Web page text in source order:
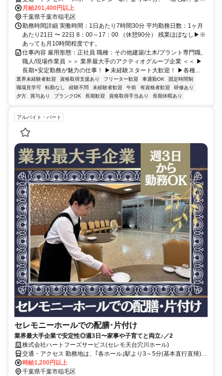
車18分 ★車通勤OK（千葉北ICより車3～5分）※駐車場あり
月給201,400円以上
千葉県千葉市稲毛区
勤務時間詳細 実働時間：1日あたり7時間30分 平均勤務日数：1ヶ月
あたり21日 〜 22日 8：00～17：00 （休憩90分） 残業ほぼなし▶※
あっても月10時間程度です。
仕事内容 雇用形態：正社員 職種：その他建築/土木/プラント専門職、
職人/現場作業員 ＞＞ 業界最大手のアクティオグループ企業 ＜＜ ▶
長期×安定勤務が魅力の仕事！ ▶未経験スタート大歓迎！ ▶各種...
業界未経験者歓迎 資格取得支援あり フリーター歓迎 車通勤OK
固定時間制
職場見学可
転勤なし 経験不問 未経験者歓迎 午前 有資格者歓迎
研修あり
夕方
賞与あり ブランクOK 長期歓迎 資格取得手当あり 長期休暇あり
アルバイト・パート
セレモニーホールでの配膳･片付け
業界最大手企業で安定性◎週3日〜家事や子育てと両立♪／2
株式会社ハートフーズサービス(セレモ天台穴川ホール)
交通・アクセス 勤務地は、｢各ホール｣駅より3～5分(基本直行直帰)の
駅近現場多数
時給1,200円以上
千葉県千葉市稲毛区